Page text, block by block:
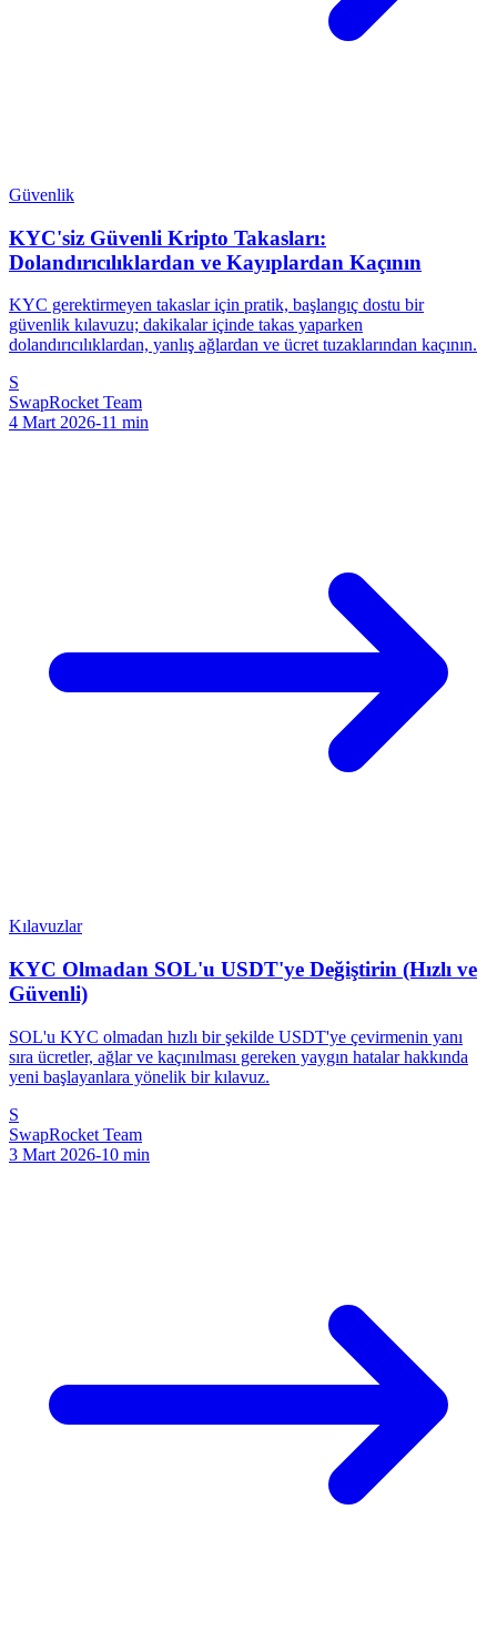
Güvenlik
KYC'siz Güvenli Kripto Takasları:
Dolandırıcılıklardan ve Kayıplardan Kaçının
KYC gerektirmeyen takaslar için pratik, başlangıç dostu bir
güvenlik kılavuzu; dakikalar içinde takas yaparken
dolandırıcılıklardan, yanlış ağlardan ve ücret tuzaklarından kaçının.
S
SwapRocket Team
4 Mart 2026-11 min
Kılavuzlar
KYC Olmadan SOL'u USDT'ye Değiştirin (Hızlı ve
Güvenli)
SOL'u KYC olmadan hızlı bir şekilde USDT'ye çevirmenin yanı
sıra ücretler, ağlar ve kaçınılması gereken yaygın hatalar hakkında
yeni başlayanlara yönelik bir kılavuz.
S
SwapRocket Team
3 Mart 2026-10 min